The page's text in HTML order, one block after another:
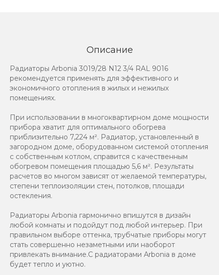
Описание
Радиаторы Arbonia 3019/28 N12 3/4 RAL 9016
рекомендуется применять для эффективного и
экономичного отопления в жилых и нежилых
помещениях.
При использовании в многоквартирном доме мощности
прибора хватит для оптимального обогрева
приблизительно 7,224 м². Радиатор, установленный в
загородном доме, оборудованном системой отопления
с собственным котлом, справится с качественным
обогревом помещения площадью 5,6 м². Результаты
расчетов во многом зависят от желаемой температуры,
степени теплоизоляции стен, потолков, площади
остекления.
Радиаторы Arbonia гармонично впишутся в дизайн
любой комнаты и подойдут под любой интерьер. При
правильном выборе оттенка, трубчатые приборы могут
стать совершенно незаметными или наоборот
привлекать внимание.С радиаторами Аrbonia в доме
будет тепло и уютно.